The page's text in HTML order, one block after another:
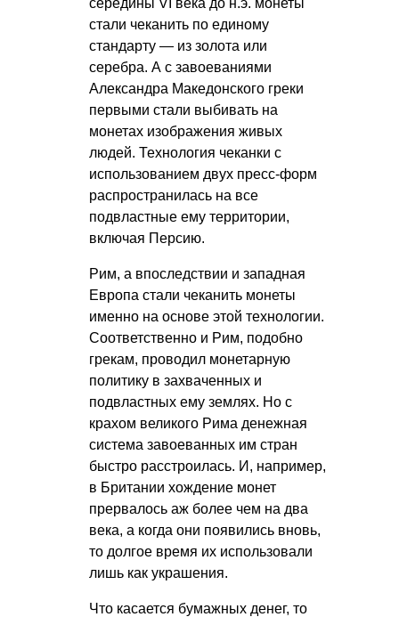
стали чеканить по единому
стандарту — из золота или
серебра. А с завоеваниями
Александра Македонского греки
первыми стали выбивать на
монетах изображения живых
людей. Технология чеканки с
использованием двух пресс-форм
распространилась на все
подвластные ему территории,
включая Персию.
Рим, а впоследствии и западная
Европа стали чеканить монеты
именно на основе этой технологии.
Соответственно и Рим, подобно
грекам, проводил монетарную
политику в захваченных и
подвластных ему землях. Но с
крахом великого Рима денежная
система завоеванных им стран
быстро расстроилась. И, например,
в Британии хождение монет
прервалось аж более чем на два
века, а когда они появились вновь,
то долгое время их использовали
лишь как украшения.
Что касается бумажных денег, то